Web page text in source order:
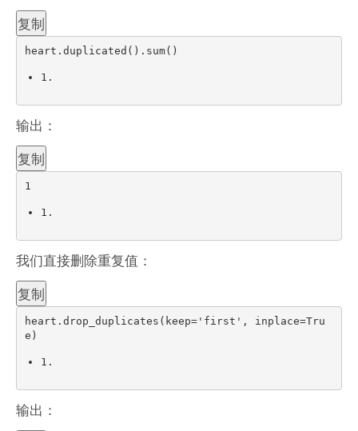
复制
heart . duplicated ( ) . sum( )
1.
输出：
复制
1
1.
我们直接删除重复值：
复制
heart . drop_duplicates ( keep='first' , inplace=Tru
e )
1.
输出：